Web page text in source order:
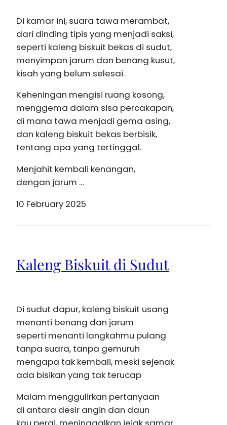
Di kamar ini, suara tawa merambat,
dari dinding tipis yang menjadi saksi,
seperti kaleng biskuit bekas di sudut,
menyimpan jarum dan benang kusut,
kisah yang belum selesai.
Keheningan mengisi ruang kosong,
menggema dalam sisa percakapan,
di mana tawa menjadi gema asing,
dan kaleng biskuit bekas berbisik,
tentang apa yang tertinggal.
Menjahit kembali kenangan,
dengan jarum …
10 February 2025
Kaleng Biskuit di Sudut
Di sudut dapur, kaleng biskuit usang
menanti benang dan jarum
seperti menanti langkahmu pulang
tanpa suara, tanpa gemuruh
mengapa tak kembali, meski sejenak
ada bisikan yang tak terucap
Malam menggulirkan pertanyaan
di antara desir angin dan daun